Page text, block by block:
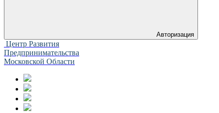
Авторизация
Центр Развития
Предпринимательства
Московской Области